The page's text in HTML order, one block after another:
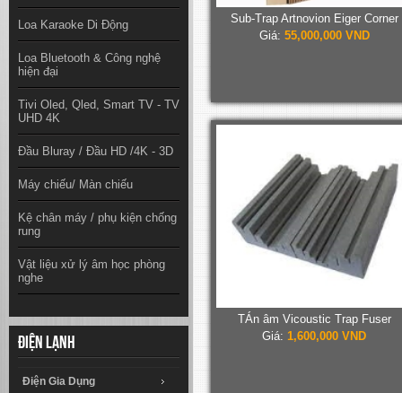
Loa Karaoke Di Động
Loa Bluetooth & Công nghệ
hiện đại
Tivi Oled, Qled, Smart TV - TV
UHD 4K
Đầu Bluray / Đầu HD /4K - 3D
Máy chiếu/ Màn chiếu
Kệ chân máy / phụ kiện chống
rung
Vật liệu xử lý âm học phòng
nghe
Điện lạnh
Điện Gia Dụng
Sub-Trap Artnovion Eiger Corner
Giá: 55,000,000 VND
TÁn âm Vicoustic Trap Fuser
Giá: 1,600,000 VND